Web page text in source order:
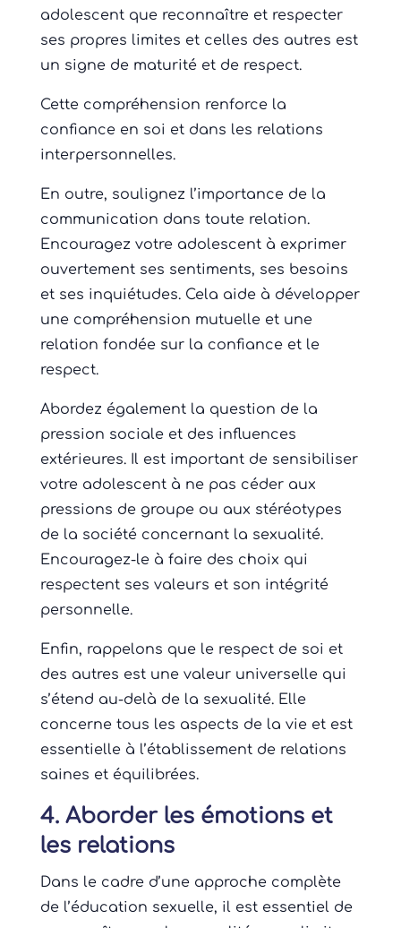
adolescent que reconnaître et respecter
ses propres limites et celles des autres est
un signe de maturité et de respect.
Cette compréhension renforce la
confiance en soi et dans les relations
interpersonnelles.
En outre, soulignez l’importance de la
communication dans toute relation.
Encouragez votre adolescent à exprimer
ouvertement ses sentiments, ses besoins
et ses inquiétudes. Cela aide à développer
une compréhension mutuelle et une
relation fondée sur la confiance et le
respect.
Abordez également la question de la
pression sociale et des influences
extérieures. Il est important de sensibiliser
votre adolescent à ne pas céder aux
pressions de groupe ou aux stéréotypes
de la société concernant la sexualité.
Encouragez-le à faire des choix qui
respectent ses valeurs et son intégrité
personnelle.
Enfin, rappelons que le respect de soi et
des autres est une valeur universelle qui
s’étend au-delà de la sexualité. Elle
concerne tous les aspects de la vie et est
essentielle à l’établissement de relations
saines et équilibrées.
4. Aborder les émotions et
les relations
Dans le cadre d’une approche complète
de l’éducation sexuelle, il est essentiel de